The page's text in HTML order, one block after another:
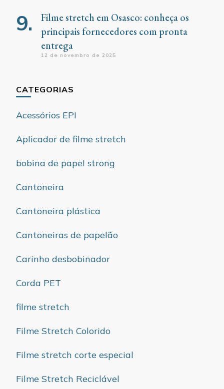
Filme stretch em Osasco: conheça os
principais fornecedores com pronta
entrega
12 de novembro de 2025
CATEGORIAS
Acessórios EPI
Aplicador de filme stretch
bobina de papel strong
Cantoneira
Cantoneira plástica
Cantoneiras de papelão
Carinho desbobinador
Corda PET
filme stretch
Filme Stretch Colorido
Filme stretch corte especial
Filme Stretch Reciclável